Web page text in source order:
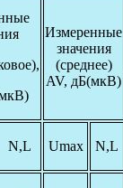
Измеренные
значения
(среднее)
AV, дБ(мкВ)
N,L Umax N,L